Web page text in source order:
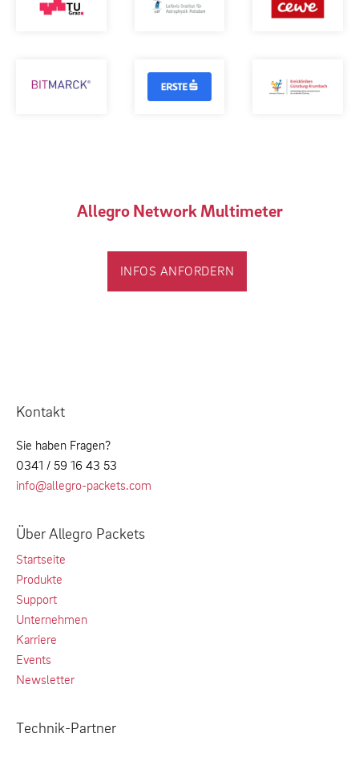
Allegro Network Multimeter
INFOS ANFORDERN
Kontakt
Sie haben Fragen?
0341 / 59 16 43 53
info@allegro-packets.com
Über Allegro Packets
Startseite
Produkte
Support
Unternehmen
Karriere
Events
Newsletter
Technik-Partner